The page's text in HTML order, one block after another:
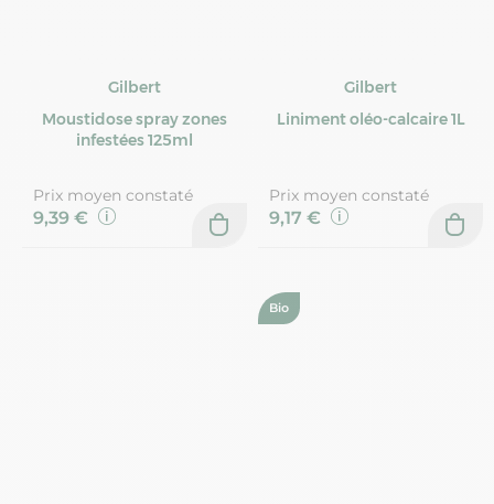
Gilbert
Moustidose spray zones
infestées 125ml
Prix moyen constaté
9,39 €
Gilbert
Liniment oléo-calcaire 1L
Prix moyen constaté
9,17 €
Bio